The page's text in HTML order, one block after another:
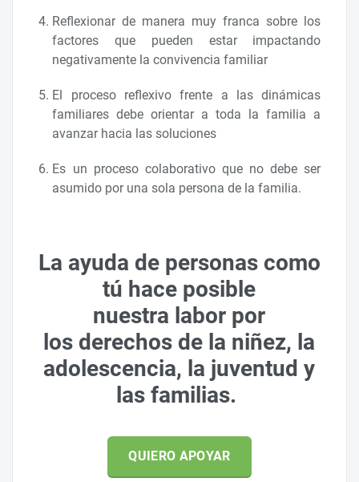
Reflexionar de manera muy franca sobre los
factores que pueden estar impactando
negativamente la convivencia familiar
El proceso reflexivo frente a las dinámicas
familiares debe orientar a toda la familia a
avanzar hacia las soluciones
Es un proceso colaborativo que no debe ser
asumido por una sola persona de la familia.
La ayuda de personas como
tú hace posible
nuestra labor por
los derechos de la niñez, la
adolescencia, la juventud y
las familias.
QUIERO APOYAR